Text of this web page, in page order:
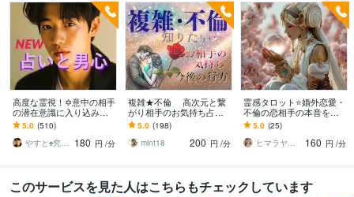
高度な霊視！✡️意中の相手
の潜在意識に入り込みま
す ☪️上級霊視を駆使する
アドバイス☪️不倫/婚外恋
愛等の不安✨
5.0 (510)
やすと♠究極の癒し人・占い師・ゆるキャラ
180 円 /分
複雑★不倫 高次元と繋
がり相手のお気持ち占い
ます カードに表れた真実
を読みとく チャネリン
グで降ろす彼の気持ち
5.0 (198)
mint18
200 円 /分
霊感タロット⭐婚外恋愛・
不倫の恋相手の本音を視
ます 離れられない想いと
未来の可能性を丁寧に占
います
5.0 (25)
ヒマラヤ霊感ヒーラー☆咲希（saki）
160 円 /分
このサービスを見た人はこちらもチェックしています